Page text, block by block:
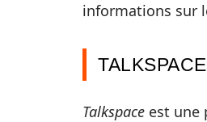
informations sur
TALKSPACE
Talkspace est une